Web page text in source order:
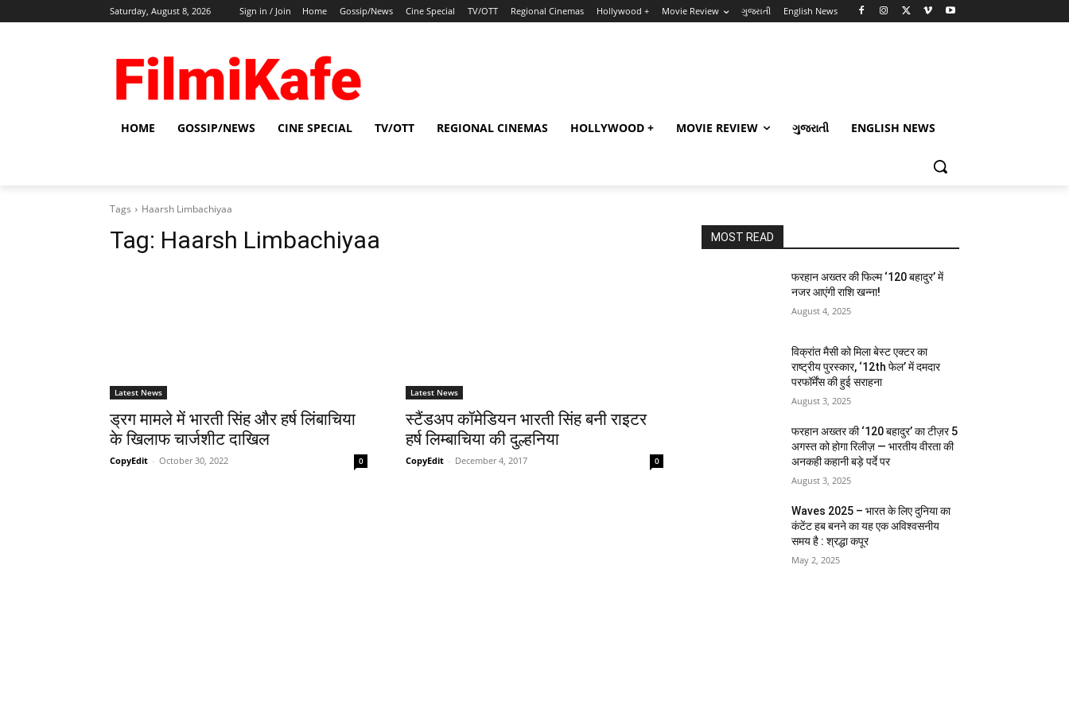
Saturday, August 8, 2026 Sign in / Join Home Gossip/News Cine Special TV/OTT Regional Cinemas Hollywood + Movie Review ગુજરાતી English News
HOME GOSSIP/NEWS CINE SPECIAL TV/OTT REGIONAL CINEMAS HOLLYWOOD + MOVIE REVIEW ગુજરાતી ENGLISH NEWS
Tags Haarsh Limbachiyaa
Tag: Haarsh Limbachiyaa
Latest News
ड्रग मामले में भारती सिंह और हर्ष लिंबाचिया
के खिलाफ चार्जशीट दाखिल
CopyEdit - October 30, 2022 0
Latest News
स्टैंडअप कॉमेडियन भारती सिंह बनी राइटर
हर्ष लिम्बाचिया की दुल्हनिया
CopyEdit - December 4, 2017 0
MOST READ
फरहान अख्तर की फिल्म ‘120 बहादुर’ में
नजर आएंगी राशि खन्ना!
August 4, 2025
विक्रांत मैसी को मिला बेस्ट एक्टर का
राष्ट्रीय पुरस्कार, ‘12th फेल’ में दमदार
परफॉर्मेंस की हुई सराहना
August 3, 2025
फरहान अख्तर की ‘120 बहादुर’ का टीज़र 5
अगस्त को होगा रिलीज़ — भारतीय वीरता की
अनकही कहानी बड़े पर्दे पर
August 3, 2025
Waves 2025 – भारत के लिए दुनिया का
कंटेंट हब बनने का यह एक अविश्वसनीय
समय है : श्रद्धा कपूर
May 2, 2025